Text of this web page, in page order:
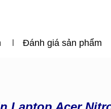
Đánh giá sản phẩm